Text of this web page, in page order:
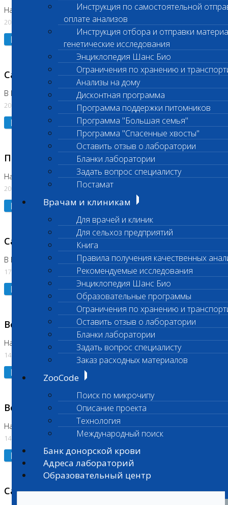
Инструкция по самостоятельной
оплате анализов
Инструкция отбора и отправки
генетические исследования
Энциклопедия Шанс Био
Ограничения по хранению и
Анализы на дому
Дисконтная программа
Программа поддержки питомников
Программа "Большая семья"
Программа "Спасенные хвосты"
Оставить отзыв о лаборатории
Бланки лаборатории
Задать вопрос специалисту
Постамат
Врачам и клиникам
Для врачей и клиник
Для сельхоз предприятий
Книга
Правила получения качественных
Рекомендуемые исследования
Энциклопедия Шанс Био
Образовательные программы
Ограничения по хранению и
Оставить отзыв о лаборатории
Бланки лаборатории
Задать вопрос специалисту
Заказ расходных материалов
ZooCode
Поиск по микрочипу
Описание проекта
Технология
Международный поиск
Банк донорской крови
Адреса лабораторий
Образовательный центр
На Нагорной
20.07.2026
Подробнее
Санитарный день
В Коломне 20.07.2026
20.07.2026
Подробнее
Приостановлено выполнение исследования
На Нагорной
20.07.2026
Подробнее
Санитарный день
В Бутово
17.07.2026
Подробнее
Возобновлено выполнение исследования
На Нагорной (Код 961, 962)
14.07.2026
Подробнее
Возобновлено выполнение исследования
На Нагорной (Код 157)
14.07.2026
Подробнее
Санитарный день